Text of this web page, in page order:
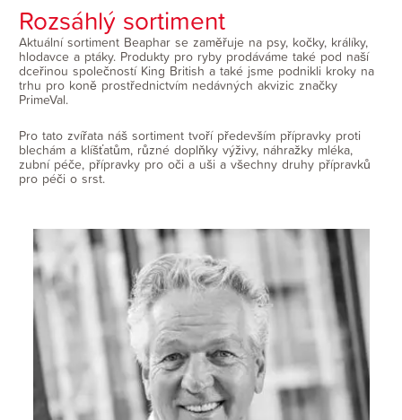
Rozsáhlý sortiment
Aktuální sortiment Beaphar se zaměřuje na psy, kočky, králíky,
hlodavce a ptáky. Produkty pro ryby prodáváme také pod naší
dceřinou společností King British a také jsme podnikli kroky na
trhu pro koně prostřednictvím nedávných akvizic značky
PrimeVal.
Pro tato zvířata náš sortiment tvoří především přípravky proti
blechám a klíšťatům, různé doplňky výživy, náhražky mléka,
zubní péče, přípravky pro oči a uši a všechny druhy přípravků
pro péči o srst.